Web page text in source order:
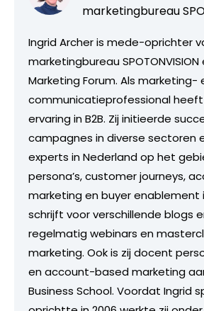
marketingbureau
Ingrid Archer is mede-oprichter
marketingbureau SPOTONVISION
Marketing Forum. Als marketing-
communicatieprofessional heeft
ervaring in B2B. Zij initieerde
campagnes in diverse sectoren
experts in Nederland op het
persona’s, customer journeys,
marketing en buyer enablement
schrijft voor verschillende blogs
regelmatig webinars en
marketing. Ook is zij docent
en account-based marketing
Business School. Voordat Ingrid